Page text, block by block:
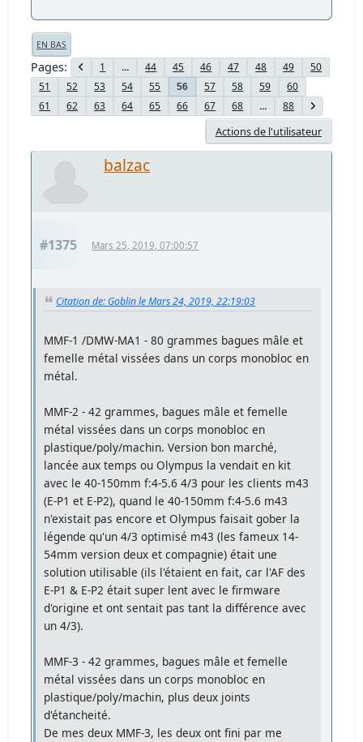
EN BAS
Pages 1 ... 44 45 46 47 48 49
50
51
52 53 54 55 56 57 58 59
60
61
62 63 64 65 66 67 68 ... 88
Actions de l'utilisateur
balzac
#1375 Mars 25, 2019, 07:00:57
Citation de: Goblin le Mars 24, 2019, 22:19:03
MMF-1 /DMW-MA1 - 80 grammes bagues mâle et
femelle métal vissées dans un corps monobloc en
métal.
MMF-2 - 42 grammes, bagues mâle et femelle
métal vissées dans un corps monobloc en
plastique/poly/machin. Version bon marché,
lancée aux temps ou Olympus la vendait en kit
avec le 40-150mm f:4-5.6 4/3 pour les clients m43
(E-P1 et E-P2), quand le 40-150mm f:4-5.6 m43
n'existait pas encore et Olympus faisait gober la
légende qu'un 4/3 optimisé m43 (les fameux 14-
54mm version deux et compagnie) était une
solution utilisable (ils l'étaient en fait, car l'AF des
E-P1 & E-P2 était super lent avec le firmware
d'origine et ont sentait pas tant la différence avec
un 4/3).
MMF-3 - 42 grammes, bagues mâle et femelle
métal vissées dans un corps monobloc en
plastique/poly/machin, plus deux joints
d'étancheité.
De mes deux MMF-3, les deux ont fini par me